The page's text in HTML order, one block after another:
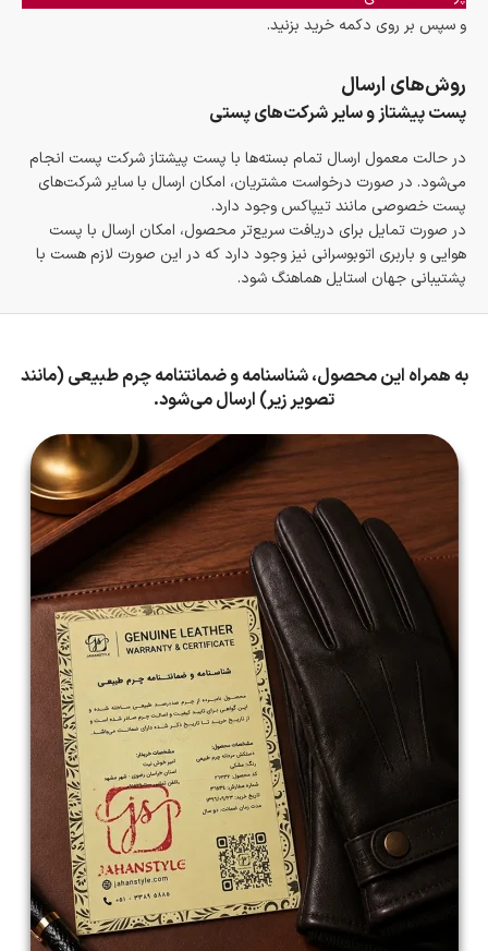
و سپس بر روی دکمه خرید بزنید.
روش‌های ارسال
پست پیشتاز و سایر شرکت‌های پستی
در حالت معمول ارسال تمام بسته‌ها با پست پیشتاز شرکت پست انجام
می‌شود. در صورت درخواست مشتریان، امکان ارسال با سایر شرکت‌های
پست خصوصی مانند تیپاکس وجود دارد.
در صورت تمایل برای دریافت سریع‌تر محصول، امکان ارسال با پست
هوایی و باربری اتوبوسرانی نیز وجود دارد که در این صورت لازم هست با
پشتیبانی جهان استایل هماهنگ شود.
به همراه این محصول، شناسنامه و ضمانتنامه چرم طبیعی (مانند
تصویر زیر) ارسال می‌شود.